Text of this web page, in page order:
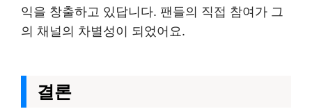
익을 창출하고 있답니다. 팬들의 직접 참여가 그
의 채널의 차별성이 되었어요.
결론